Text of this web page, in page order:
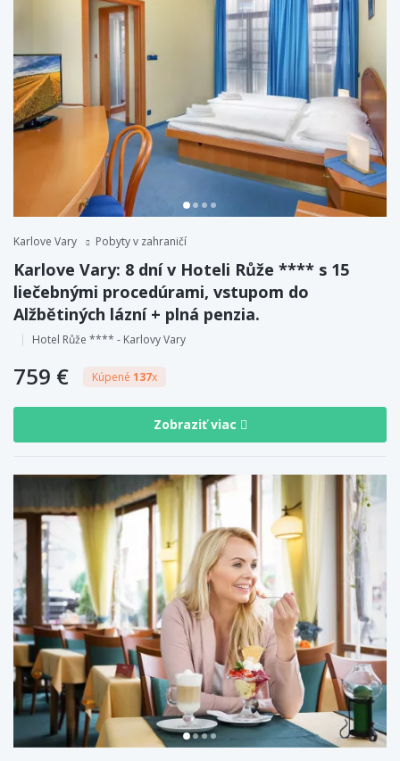
Karlove Vary Pobyty v zahraničí
Karlove Vary: 8 dní v Hoteli Růže **** s 15
liečebnými procedúrami, vstupom do
Alžbětiných lázní + plná penzia.
Hotel Růže **** - Karlovy Vary
759 € Kúpené 137x
Zobraziť viac